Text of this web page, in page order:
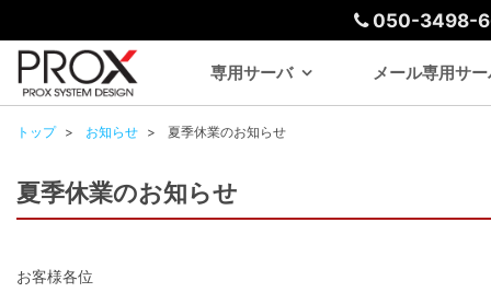
専用サーバ メール専用サ
050-3498-
トップ お知らせ 夏季休業のお知らせ
夏季休業のお知らせ
お客様各位